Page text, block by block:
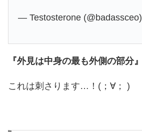
— Testosterone (@badassceo)
『外見は中身の最も外側の部分』
これは刺さります…！(；∀； )